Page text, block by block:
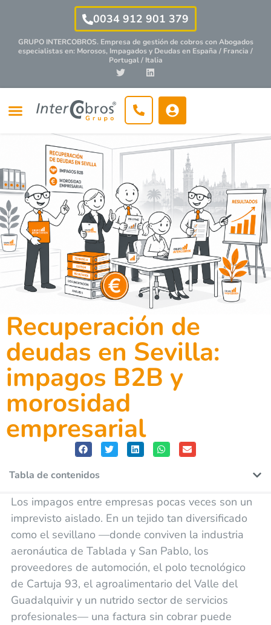
0034 912 901 379
GRUPO INTERCOBROS. Empresa de gestión de cobros conAbogados
especialistasen: Morosos, Impagados y Deudas en España / Francia /
Portugal / Italia
Recuperación de
deudas en Sevilla:
impagos B2B y
morosidad
empresarial
Tabla de contenidos
Los impagos entre empresas pocas veces son un
imprevisto aislado. En un tejido tan diversificado
como el sevillano —donde conviven la industria
aeronáutica de Tablada y San Pablo, los
proveedores de automoción, el polo tecnológico
de Cartuja 93, el agroalimentario del Valle del
Guadalquivir y un nutrido sector de servicios
profesionales— una factura sin cobrar puede